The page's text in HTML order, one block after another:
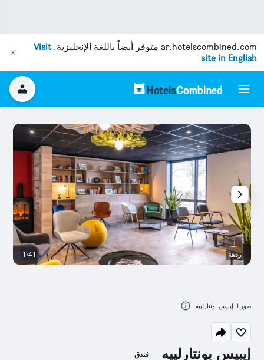
ar.hotelscombined.com متوفر أيضاً باللغة الإنجليزية.Visit
site in English
إيبيس بونتارلييه فندق
ردهة 1/41
صور لـ إيبيس بونتارلييه